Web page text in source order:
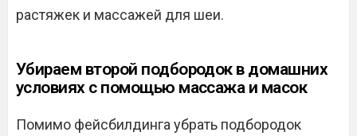
растяжек и массажей для шеи.
Убираем второй подбородок в домашних
условиях с помощью массажа и масок
Помимо фейсбилдинга убрать подбородок